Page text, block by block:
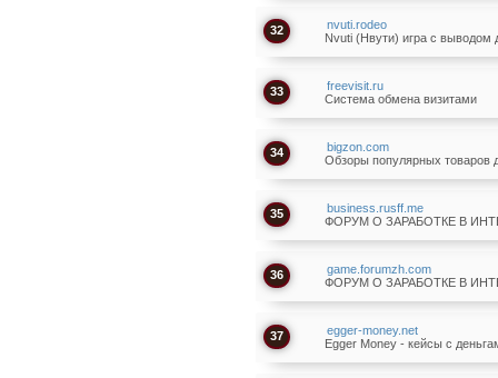
32
nvuti.rodeo
Nvuti (Нвути) игра с выводом
33
freevisit.ru
Система обмена визитами
34
bigzon.com
Обзоры популярных товаров
35
business.rusff.me
ФОРУМ О ЗАРАБОТКЕ В
36
game.forumzh.com
ФОРУМ О ЗАРАБОТКЕ В
37
egger-money.net
Egger Money - кейсы с